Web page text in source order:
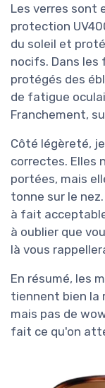
Les verres sont
protection
du soleil et
nocifs. Dans
protégés des
de fatigue
Franchement,
Côté légèreté,
correctes. Elles
portées, mais
tonne sur le
à fait
à oublier que
là vous
En résumé, les
tiennent bien la
mais pas de
fait ce qu'on